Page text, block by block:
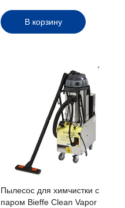
В корзину
Пылесос для химчистки с
паром Bieffe Clean Vapor